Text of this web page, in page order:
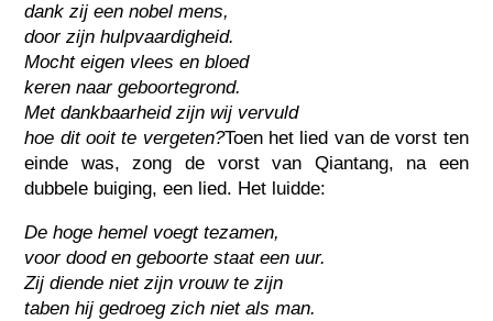
dank zij een nobel mens,
door zijn hulpvaardigheid.
Mocht eigen vlees en bloed
keren naar geboortegrond.
Met dankbaarheid zijn wij vervuld
hoe dit ooit te vergeten?Toen het lied van de vorst ten
einde was, zong de vorst van Qiantang, na een
dubbele buiging, een lied. Het luidde:
De hoge hemel voegt tezamen,
voor dood en geboorte staat een uur.
Zij diende niet zijn vrouw te zijn
taben hij gedroeg zich niet als man.